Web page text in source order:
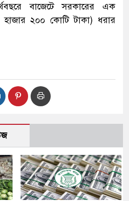
বাজেটে সরকারের এক
২০০ কোটি টাকা) ধরার